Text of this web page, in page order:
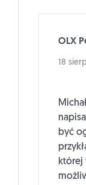
OLX
18
być
której